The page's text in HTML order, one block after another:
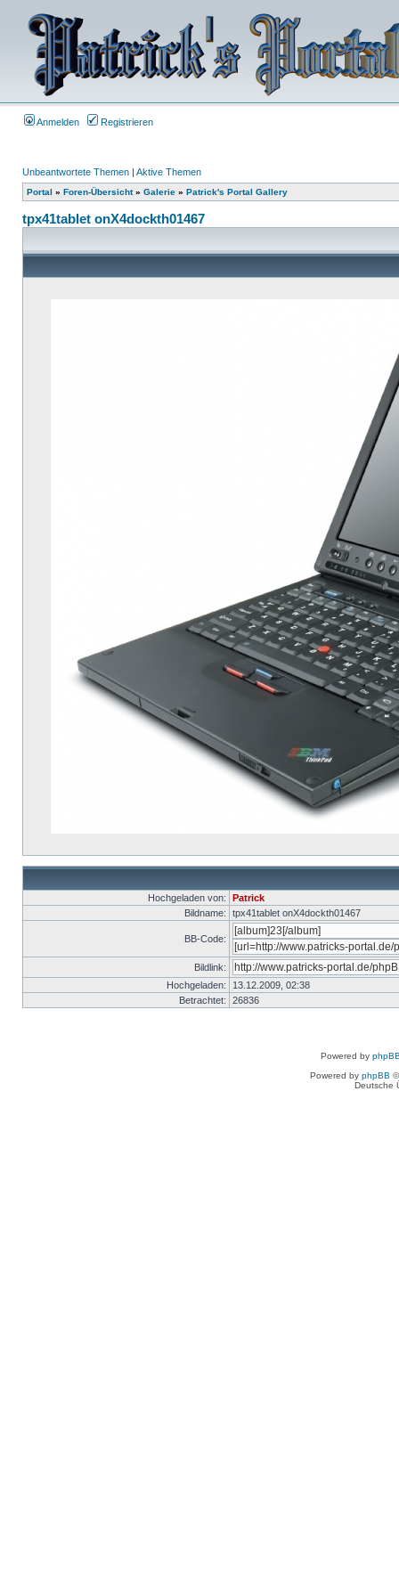
Anmelden Registrieren
Unbeantwortete Themen | Aktive Themen
Portal » Foren-Übersicht» Galerie » Patrick's Portal Gallery
tpx41tablet onX4dockth01467
Hochgeladen von:
Patrick
Bildname:
tpx41tablet onX4dockth01467
BB-Code:
Bildlink:
Hochgeladen:
13.12.2009, 02:38
Betrachtet:
26836
Powered by
Powered by phpBB
Deutsche